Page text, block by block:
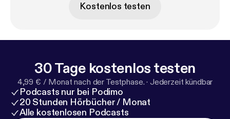
Kostenlos testen
30 Tage kostenlos testen
4,99 € / Monat nach der Testphase. · Jederzeit kündbar
Podcasts nur bei Podimo
20 Stunden Hörbücher / Monat
Alle kostenlosen Podcasts